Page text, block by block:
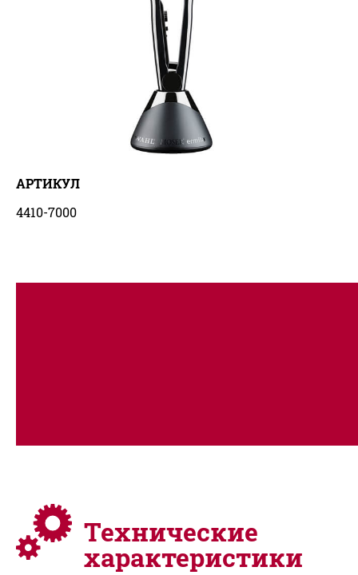
АРТИКУЛ
4410-7000
Технические
характеристики